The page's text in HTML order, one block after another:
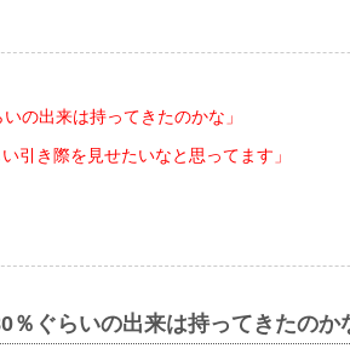
の出来は持ってきたのかな」
引き際を見せたいなと思ってます」
％ぐらいの出来は持ってきたのか